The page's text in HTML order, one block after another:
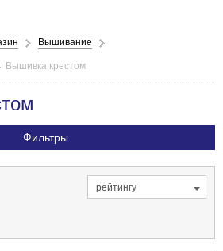
Вышивание
Вышивка крестом
Фильтры
рейтингу